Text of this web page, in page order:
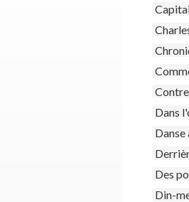
Dans
Des
Din-